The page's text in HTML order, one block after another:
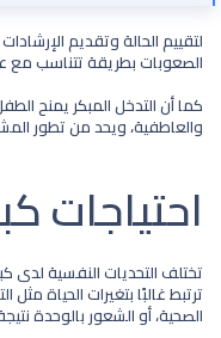
لتقييم الحالة وتقديم
الصعوبات بطريقة تتناسب مع
كما أن التدخل المبكر يمنح
والعاطفية، ويحد من تطور
احتياجات
تختلف التحديات النفسية لدى
ترتبط غالبًا بتغيرات الحياة
الصحية، أو الشعور بالوحدة